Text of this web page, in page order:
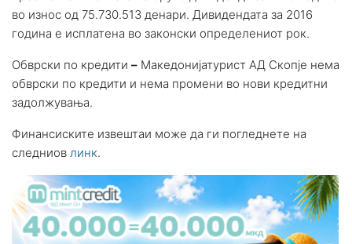
во износ од 75.730.513 денари. Дивидендата за 2016
година е исплатена во законски определениот рок.
Обврски по кредити – Македонијатурист АД Скопје нема
обврски по кредити и нема промени во нови кредитни
задолжувања.
Финансиските извештаи може да ги погледнете на
следниов линк.